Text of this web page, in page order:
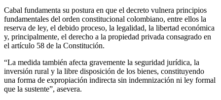
Cabal fundamenta su postura en que el decreto vulnera principios
fundamentales del orden constitucional colombiano, entre ellos la
reserva de ley, el debido proceso, la legalidad, la libertad económica
y, principalmente, el derecho a la propiedad privada consagrado en
el artículo 58 de la Constitución.
“La medida también afecta gravemente la seguridad jurídica, la
inversión rural y la libre disposición de los bienes, constituyendo
una forma de expropiación indirecta sin indemnización ni ley formal
que la sustente”, asevera.